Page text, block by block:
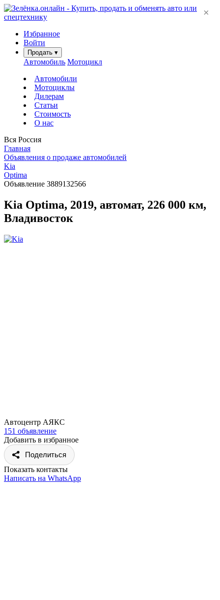
Избранное
Войти
Продать ▾
Автомобиль Мотоцикл
Автомобили
Мотоциклы
Дилерам
Статьи
Стоимость
О нас
Вся Россия
Главная
Объявления о продаже автомобилей
Kia
Optima
Объявление 3889132566
Kia Optima, 2019, автомат, 226 000 км,
Владивосток
Автоцентр АЯКС
151 объявление
Добавить в избранное
Поделиться
Показать контакты
Написать на WhatsApp
×